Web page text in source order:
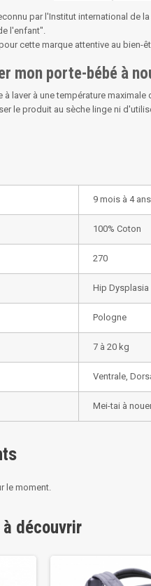
par l'Institut international de
l'enfant".
cette marque attentive au bien-
mon porte-bébé à
à laver à une température
le produit au sèche linge ni
9 mois à 4 ans
100% Coton
270
Hip Dysplasia
Pologne
7 à 20 kg
Ventrale,
Mei-tai à
le moment.
découvrir